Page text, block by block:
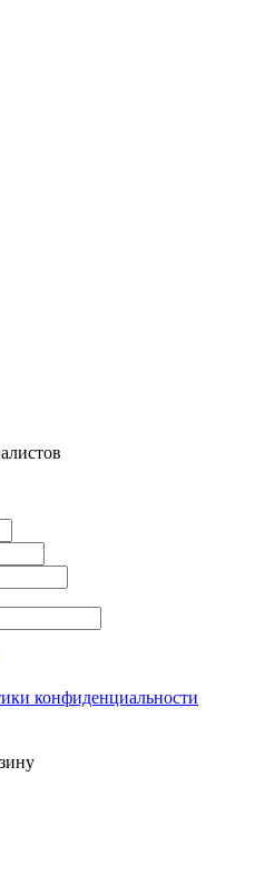
конфиденциальности